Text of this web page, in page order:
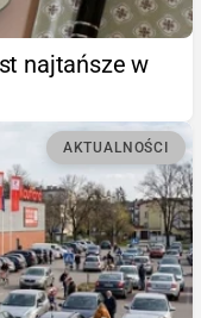
najtańsze w
AKTUALNOŚCI